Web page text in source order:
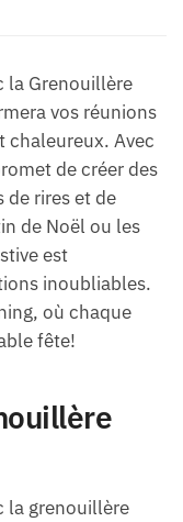
la Grenouillère
vos réunions
chaleureux. Avec
de créer des
de rires et de
de Noël ou les
est
inoubliables.
où chaque
fête!
la grenouillère